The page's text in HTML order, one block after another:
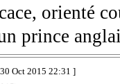
orienté
prince
Oct 2015 22:31 ]